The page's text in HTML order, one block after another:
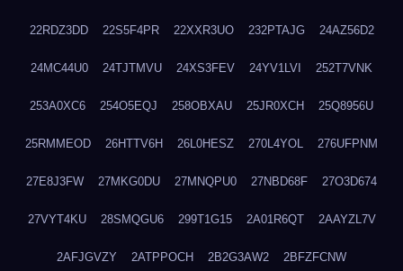
22RDZ3DD 22S5F4PR 22XXR3UO 232PTAJG 24AZ56D2
24MC44U0 24TJTMVU 24XS3FEV 24YV1LVI 252T7VNK
253A0XC6 254O5EQJ 258OBXAU 25JR0XCH 25Q8956U
25RMMEOD 26HTTV6H 26L0HESZ 270L4YOL 276UFPNM
27E8J3FW 27MKG0DU 27MNQPU0 27NBD68F 27O3D674
27VYT4KU 28SMQGU6 299T1G15 2A01R6QT 2AAYZL7V
2AFJGVZY 2ATPPOCH 2B2G3AW2 2BFZFCNW